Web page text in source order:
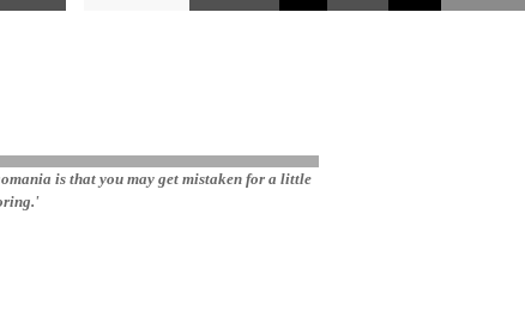
is that you may get mistaken for a little